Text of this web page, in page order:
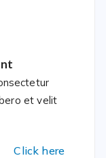
et velit
Click here